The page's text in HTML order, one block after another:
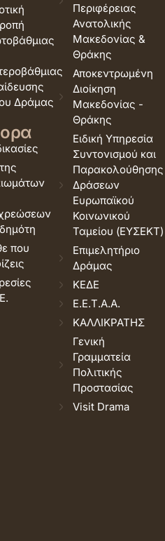
Δράμας
που
Περιφέρειας
Ανατολικής
Μακεδονίας &
Θράκης
Αποκεντρωμένη
Διοίκηση
Μακεδονίας -
Θράκης
Ειδική Υπηρεσία
Συντονισμού και
Παρακολούθησης
Δράσεων
Ευρωπαϊκού
Κοινωνικού
Ταμείου (ΕΥΣΕΚΤ)
Επιμελητήριο
Δράμας
ΚΕΔΕ
Ε.Ε.Τ.Α.Α.
ΚΑΛΛΙΚΡΑΤΗΣ
Γενική
Γραμματεία
Πολιτικής
Προστασίας
Visit Drama